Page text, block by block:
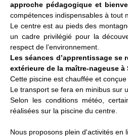
approche pédagogique et
compétences indispensables à tout
Le centre est au pieds des
un cadre privilégié pour la
respect de l’environnement.
Les séances d’apprentissage se
extérieure de la maître-nageuse à
Cette piscine est chauffée et conçue
Le transport se fera en minibus sur
Selon les conditions météo,
réalisées sur la piscine du centre.
Nous proposons plein d'activités en